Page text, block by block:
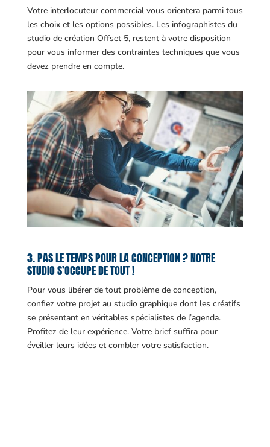
Votre interlocuteur commercial vous orientera parmi tous
les choix et les options possibles. Les infographistes du
studio de création Offset 5, restent à votre disposition
pour vous informer des contraintes techniques que vous
devez prendre en compte.
3. PAS LE TEMPS POUR LA CONCEPTION ? NOTRE
STUDIO S’OCCUPE DE TOUT !
Pour vous libérer de tout problème de conception,
confiez votre projet au studio graphique dont les créatifs
se présentant en véritables spécialistes de l’agenda.
Profitez de leur expérience. Votre brief suffira pour
éveiller leurs idées et combler votre satisfaction.